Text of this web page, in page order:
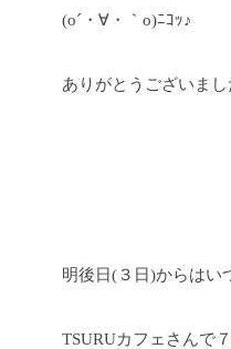
(o´・∀・｀o)ﾆｺｯ♪
ありがとうございまし
明後日(３日)からはい
TSURUカフェさんで